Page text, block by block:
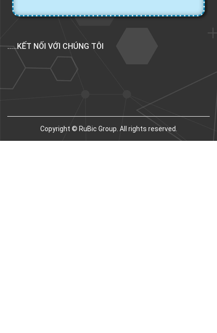
.....KẾT NỐI VỚI CHÚNG TÔI
Copyright © RuBic Group. All rights reserved.